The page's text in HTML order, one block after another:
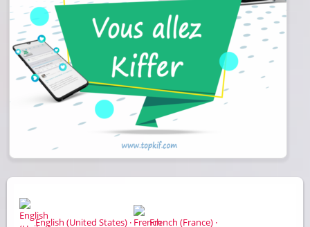
English (United States) · French (France) ·